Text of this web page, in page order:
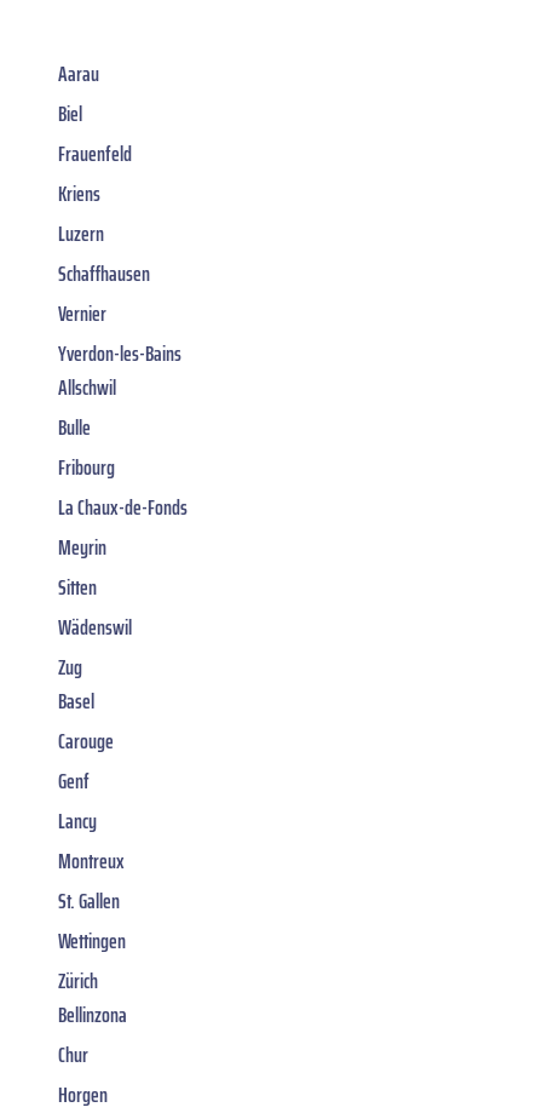
Aarau
Biel
Frauenfeld
Kriens
Luzern
Schaffhausen
Vernier
Yverdon-les-Bains
Allschwil
Bulle
Fribourg
La Chaux-de-Fonds
Meyrin
Sitten
Wädenswil
Zug
Basel
Carouge
Genf
Lancy
Montreux
St. Gallen
Wettingen
Zürich
Bellinzona
Chur
Horgen